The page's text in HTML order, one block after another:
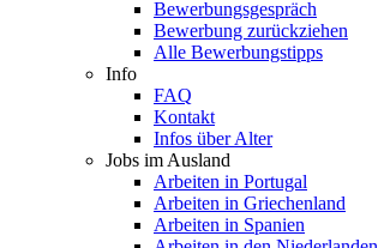
Bewerbungsgespräch
Bewerbung zurückziehen
Alle Bewerbungstipps
Info
FAQ
Kontakt
Infos über Alter
Jobs im Ausland
Arbeiten in Portugal
Arbeiten in Griechenland
Arbeiten in Spanien